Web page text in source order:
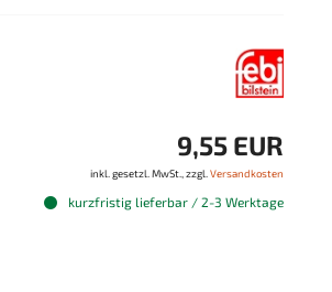
9,55 EUR
inkl. gesetzl. MwSt., zzgl. Versandkosten
kurzfristig lieferbar / 2-3 Werktage